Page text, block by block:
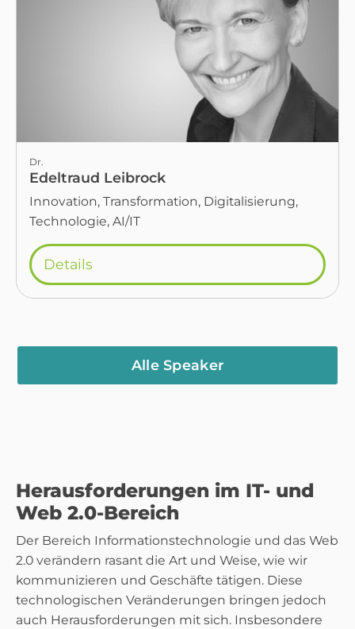
Dr.
Edeltraud Leibrock
Innovation, Transformation, Digitalisierung,
Technologie, AI/IT
Details
Alle Speaker
Herausforderungen im IT- und
Web 2.0-Bereich
Der Bereich Informationstechnologie und das Web
2.0 verändern rasant die Art und Weise, wie wir
kommunizieren und Geschäfte tätigen. Diese
technologischen Veränderungen bringen jedoch
auch Herausforderungen mit sich. Insbesondere